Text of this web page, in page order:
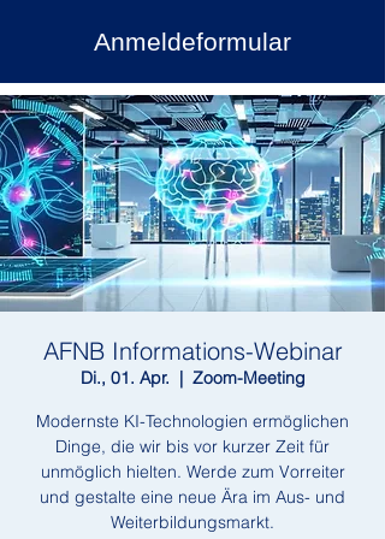
Anmeldeformular
AFNB Informations-Webinar
Di., 01. Apr.
  |
Zoom-Meeting
Modernste KI-Technologien ermöglichen
Dinge, die wir bis vor kurzer Zeit für
unmöglich hielten. Werde zum Vorreiter
und gestalte eine neue Ära im Aus- und
Weiterbildungsmarkt.